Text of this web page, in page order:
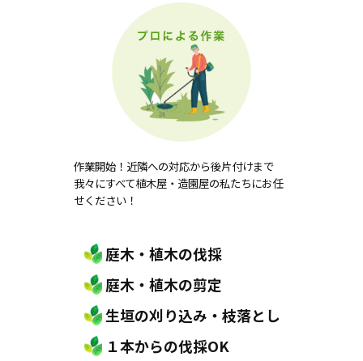
作業開始！近隣への対応から後片付けまで
我々にすべて植木屋・造園屋の私たちにお任
せください！
庭木・植木の伐採
庭木・植木の剪定
生垣の刈り込み・枝落とし
１本からの伐採OK